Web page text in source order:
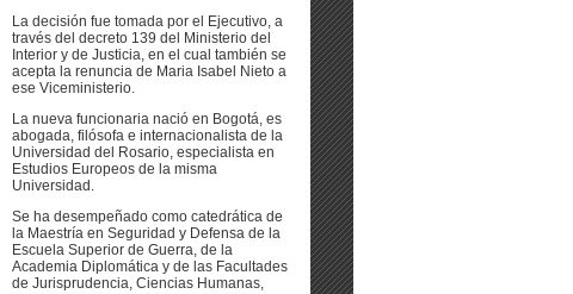
La decisión fue tomada por el Ejecutivo, a
través del decreto 139 del Ministerio del
Interior y de Justicia, en el cual también se
acepta la renuncia de Maria Isabel Nieto a
ese Viceministerio.
La nueva funcionaria nació en Bogotá, es
abogada, filósofa e internacionalista de la
Universidad del Rosario, especialista en
Estudios Europeos de la misma
Universidad.
Se ha desempeñado como catedrática de
la Maestría en Seguridad y Defensa de la
Escuela Superior de Guerra, de la
Academia Diplomática y de las Facultades
de Jurisprudencia, Ciencias Humanas,